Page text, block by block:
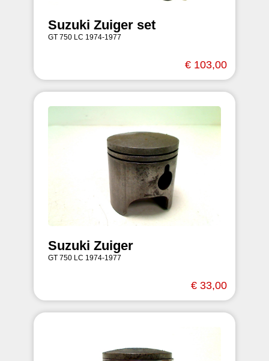
Suzuki Zuiger set
GT 750 LC 1974-1977
€ 103,00
Suzuki Zuiger
GT 750 LC 1974-1977
€ 33,00